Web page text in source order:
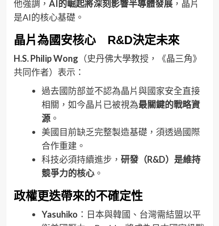
他強調， AI的崛起將深刻影響半導體發展，晶片
是AI的核心基礎。
晶片為國安核心 R&D決定未來
H.S. Philip Wong （史丹佛大學教授，《晶三角》
共同作者）表示：
過去國防部並不認為晶片與國家安全直接
相關，如今晶片已被視為最關鍵的戰略資
源。
美國目前缺乏完整製造基礎，須透過國際
合作重建。
科技必須持續進步， 研發（R&D）是維持
競爭力的核心。
政權更迭帶來的不確定性
Yasuhiko ：日本與韓國、台灣需結盟以平